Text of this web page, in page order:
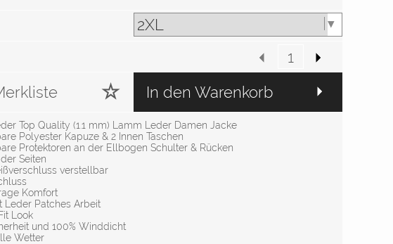
In den Warenkorb
Top Quality (1.1 mm) Lamm Leder Damen Jacke
Polyester Kapuze & 2 Innen Taschen
Protektoren an der Ellbogen Schulter & Rücken
Seiten
verstellbar
Komfort
Leder Patches Arbeit
Look
und 100% Winddicht
Wetter